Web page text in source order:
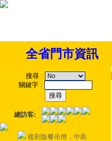
全省門市資訊
搜尋 :
關鍵字 :
總訪客:
複刻版餐吊燈．中島